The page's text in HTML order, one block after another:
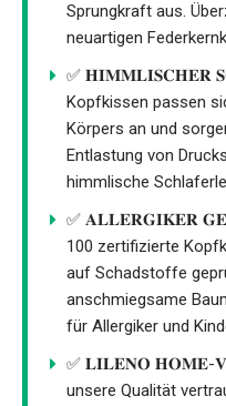
Sprungkraft aus.
neuartigen
✅ 𝐇𝐈𝐌𝐌𝐋𝐈𝐒𝐂𝐇𝐄𝐑
Kopfkissen passen
Körpers an und
Entlastung von
himmlische
✅ 𝐀𝐋𝐋𝐄𝐑𝐆𝐈𝐊𝐄𝐑
100 zertifizierte
auf Schadstoffe
anschmiegsame
für Allergiker und
✅ 𝐋𝐈𝐋𝐄𝐍𝐎 𝐇𝐎𝐌𝐄-
unsere Qualität